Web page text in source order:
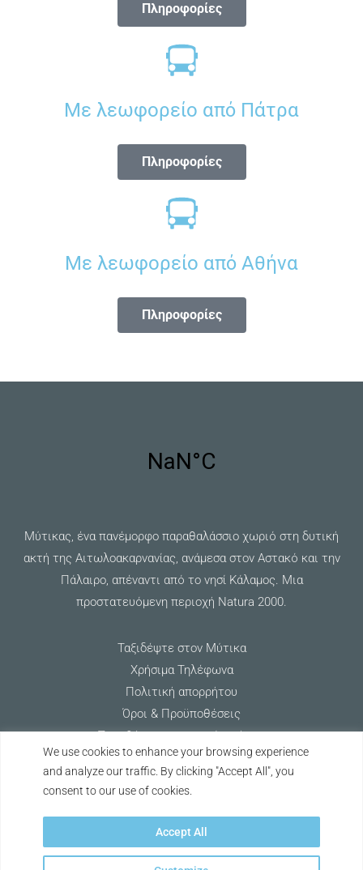
We use cookies to enhance your browsing experience
and analyze our traffic. By clicking "Accept All", you
consent to our use of cookies.
Accept All
Πληροφορίες
Με λεωφορείο από Πάτρα
Πληροφορίες
Με λεωφορείο από Αθήνα
Πληροφορίες
Μύτικας, ένα πανέμορφο παραθαλάσσιο χωριό στη δυτική
ακτή της Αιτωλοακαρνανίας, ανάμεσα στον Αστακό και την
Πάλαιρο, απέναντι από το νησί Κάλαμος. Μια
προστατευόμενη περιοχή Natura 2000.
Ταξιδέψτε στον Μύτικα
Χρήσιμα Τηλέφωνα
Πολιτική απορρήτου
Όροι & Προϋποθέσεις
Προσθέστε την επιχείρησή σας
Keep Discovering Mytikas